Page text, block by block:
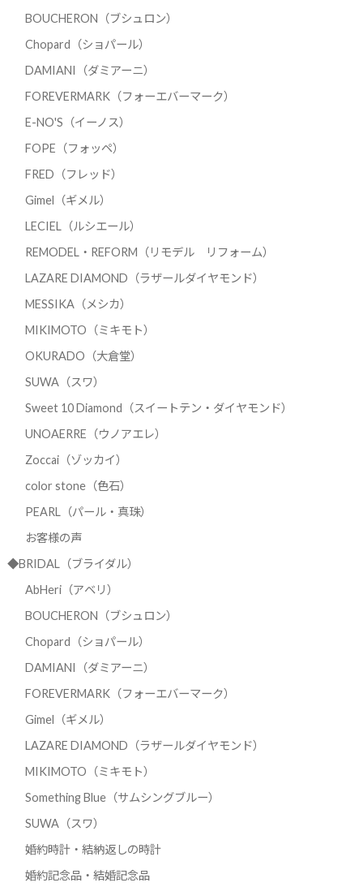
BOUCHERON（ブシュロン）
Chopard（ショパール）
DAMIANI（ダミアーニ）
FOREVERMARK（フォーエバーマーク）
E-NO'S（イーノス）
FOPE（フォッペ）
FRED（フレッド）
Gimel（ギメル）
LECIEL（ルシエール）
REMODEL・REFORM（リモデル リフォーム）
LAZARE DIAMOND（ラザールダイヤモンド）
MESSIKA（メシカ）
MIKIMOTO（ミキモト）
OKURADO（大倉堂）
SUWA（スワ）
Sweet 10 Diamond（スイートテン・ダイヤモンド）
UNOAERRE（ウノアエレ）
Zoccai（ゾッカイ）
color stone（色石）
PEARL（パール・真珠）
お客様の声
◆BRIDAL（ブライダル）
AbHeri（アベリ）
BOUCHERON（ブシュロン）
Chopard（ショパール）
DAMIANI（ダミアーニ）
FOREVERMARK（フォーエバーマーク）
Gimel（ギメル）
LAZARE DIAMOND（ラザールダイヤモンド）
MIKIMOTO（ミキモト）
Something Blue（サムシングブルー）
SUWA（スワ）
婚約時計・結納返しの時計
婚約記念品・結婚記念品